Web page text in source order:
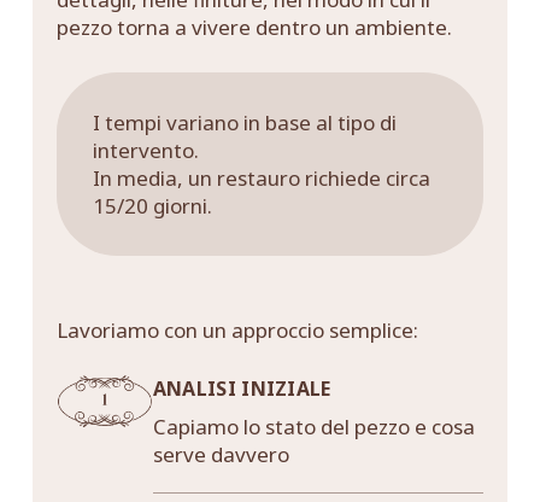
pezzo torna a vivere dentro un ambiente.
I tempi variano in base al tipo di
intervento.
In media, un restauro richiede circa
15/20 giorni.
Lavoriamo con un approccio semplice:
ANALISI INIZIALE
Capiamo lo stato del pezzo e cosa
serve davvero